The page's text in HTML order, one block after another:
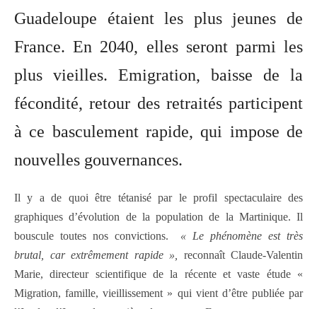
Guadeloupe étaient les plus jeunes de
France. En 2040, elles seront parmi les
plus vieilles. Emigration, baisse de la
fécondité, retour des retraités participent
à ce basculement rapide, qui impose de
nouvelles gouvernances.
Il y a de quoi être tétanisé par le profil spectaculaire des
graphiques d’évolution de la population de la Martinique. Il
bouscule toutes nos convictions. « Le phénomène est très
brutal, car extrêmement rapide »,
reconnaît Claude-Valentin
Marie, directeur scientifique de la récente et vaste étude «
Migration, famille, vieillissement » qui vient d’être publiée par